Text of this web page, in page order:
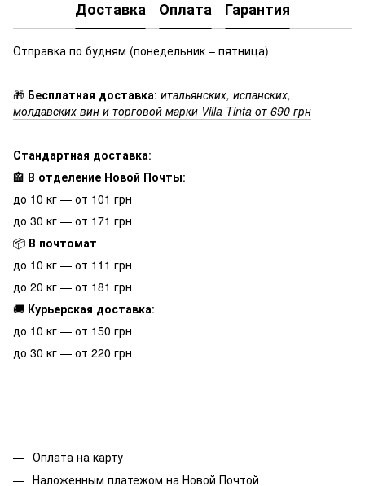
Доставка Оплата Гарантия
Отправка по будням (понедельник – пятница)
🎁 Бесплатная доставка: итальянских, испанских,
молдавских вин и торговой марки Villa Tinta от 690 грн
Стандартная доставка:
🏤 В отделение Новой Почты:
до 10 кг — от 101 грн
до 30 кг — от 171 грн
📦 В почтомат
до 10 кг — от 111 грн
до 20 кг — от 181 грн
🚚 Курьерская доставка:
до 10 кг — от 150 грн
до 30 кг — от 220 грн
Оплата на карту
Наложенным платежом на Новой Почтой